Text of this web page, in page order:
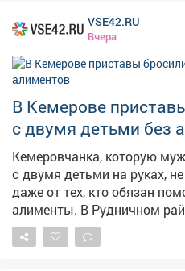
VSE42.RU
Вчера
В Кемерове
с двумя детьми без
Кемеровчанка, которую
с двумя детьми на руках,
даже от тех, кто обязан
алименты. В Рудничном районе Кемерова мать с
двумя детьми не могла
бывшего супруга. Мать